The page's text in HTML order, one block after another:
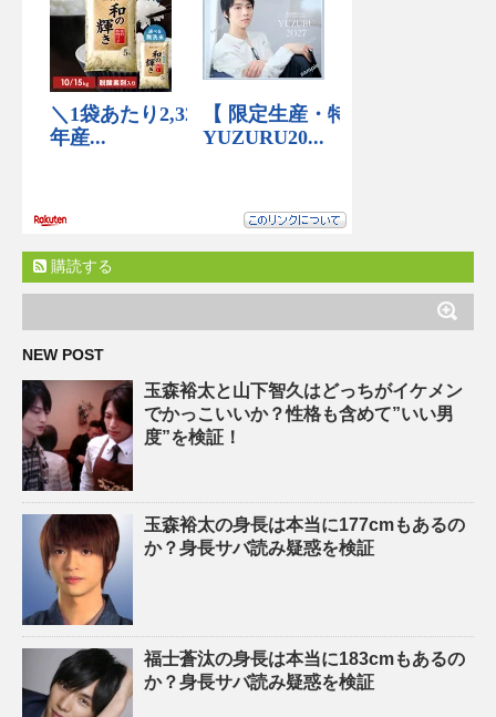
購読する
NEW POST
玉森裕太と山下智久はどっちがイケメン
でかっこいいか？性格も含めて”いい男
度”を検証！
玉森裕太の身長は本当に177cmもあるの
か？身長サバ読み疑惑を検証
福士蒼汰の身長は本当に183cmもあるの
か？身長サバ読み疑惑を検証